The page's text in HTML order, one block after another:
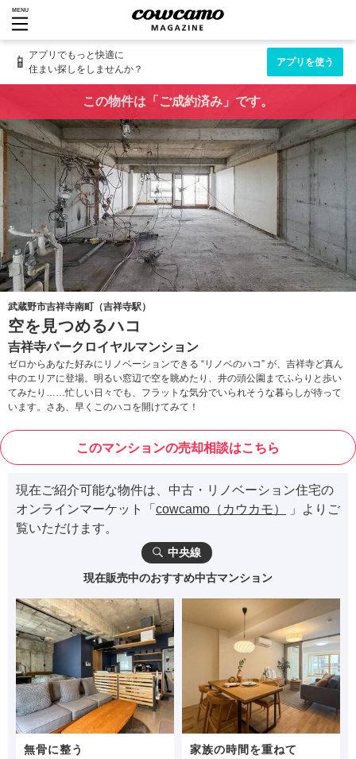
MENU
📱 アプリでもっと快適に
住まい探しをしませんか？
アプリを使う
この物件は「ご成約済み」です。
武蔵野市吉祥寺南町（吉祥寺駅）
空を見つめるハコ
吉祥寺パークロイヤルマンション
ゼロからあなた好みにリノベーションできる “リノベのハコ” が、吉祥寺ど真ん
中のエリアに登場。明るい窓辺で空を眺めたり、井の頭公園までふらりと歩い
てみたり……忙しい日々でも、フラットな気分でいられそうな暮らしが待って
います。さあ、早くこのハコを開けてみて！
このマンションの売却相談はこちら
現在ご紹介可能な物件は、中古・リノベーション住宅の
オンラインマーケット「 cowcamo（カウカモ）
」よりご
覧いただけます。
中央線
現在販売中のおすすめ中古マンション
無骨に整う 家族の時間を重ねて